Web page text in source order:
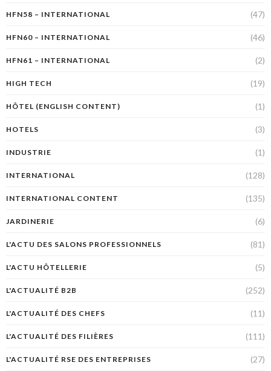
HFN58 – INTERNATIONAL (47)
HFN60 – INTERNATIONAL (46)
HFN61 – INTERNATIONAL (2)
HIGH TECH (19)
HÔTEL (ENGLISH CONTENT) (1)
HOTELS (3)
INDUSTRIE (1)
INTERNATIONAL (128)
INTERNATIONAL CONTENT (135)
JARDINERIE (6)
L'ACTU DES SALONS PROFESSIONNELS (81)
L'ACTU HÔTELLERIE (5)
L'ACTUALITÉ B2B (252)
L'ACTUALITÉ DES CHEFS (11)
L'ACTUALITÉ DES FILIÈRES (111)
L'ACTUALITÉ RSE DES ENTREPRISES (27)